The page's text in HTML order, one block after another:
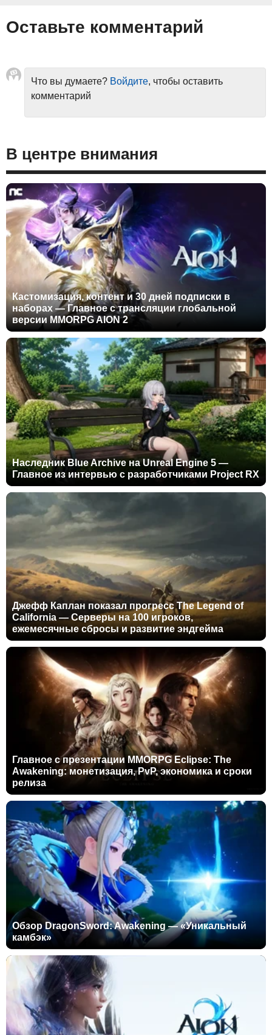
Оставьте комментарий
Что вы думаете? Войдите, чтобы оставить
комментарий
В центре внимания
Кастомизация, контент и 30 дней подписки в
наборах — Главное с трансляции глобальной
версии MMORPG AION 2
Наследник Blue Archive на Unreal Engine 5 —
Главное из интервью с разработчиками Project RX
Джефф Каплан показал прогресс The Legend of
California — Серверы на 100 игроков,
ежемесячные сбросы и развитие эндгейма
Главное с презентации MMORPG Eclipse: The
Awakening: монетизация, PvP, экономика и сроки
релиза
Обзор DragonSword: Awakening — «Уникальный
камбэк»